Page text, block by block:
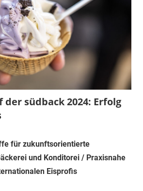
der südback 2024: Erfolg
für zukunftsorientierte
und Konditorei / Praxisnahe
Eisprofis